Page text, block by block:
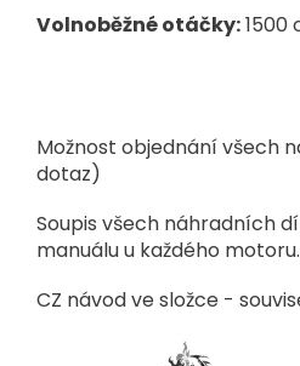
Volnoběžné otáčky:1500
Možnost objednání všech
dotaz)
Soupis všech náhradních
manuálu u každého motoru.
CZ návod ve složce -